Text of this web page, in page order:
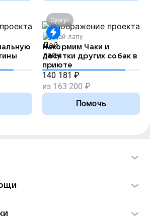
Сургут
Дай лапу
Накормим Чаки и
десятки других собак в
приюте
140 181 ₽
из 163 200 ₽
Помочь